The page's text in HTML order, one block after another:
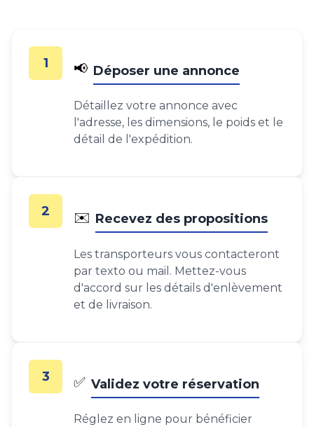
1 📢 Déposer une annonce
Détaillez votre annonce avec
l'adresse, les dimensions, le poids et le
détail de l'expédition.
2 ✉️ Recevez des propositions
Les transporteurs vous contacteront
par texto ou mail. Mettez-vous
d'accord sur les détails d'enlèvement
et de livraison.
3 ✅ Validez votre réservation
Réglez en ligne pour bénéficier